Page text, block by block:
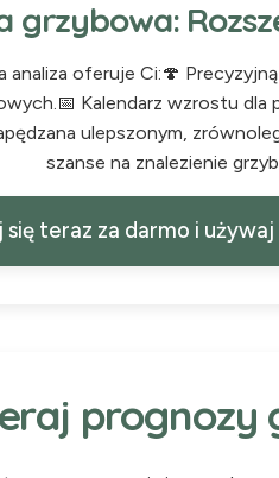
grzybowa:
oferuje Ci:🍄
Kalendarz wzrostu
ulepszonym,
szanse na znalezienie
teraz za darmo i
prognozy